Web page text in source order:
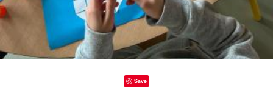
Save